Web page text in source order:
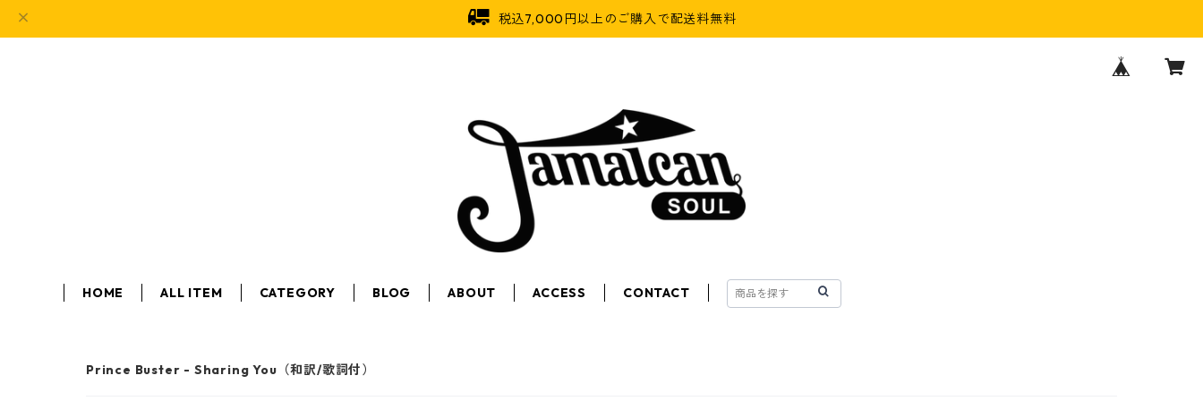
税込7,000円以上のご購入で配送料無料
HOME ALL ITEM CATEGORY BLOG ABOUT ACCESS CONTACT
Prince Buster - Sharing You（和訳/歌詞付）